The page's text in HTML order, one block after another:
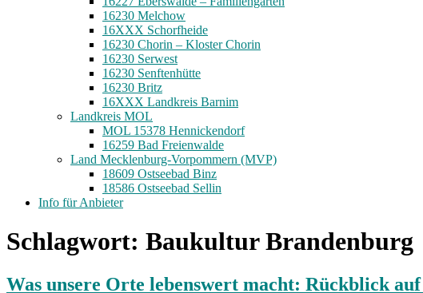
16230 Melchow
16XXX Schorfheide
16230 Chorin – Kloster Chorin
16230 Serwest
16230 Senftenhütte
16230 Britz
16XXX Landkreis Barnim
Landkreis MOL
MOL 15378 Hennickendorf
16259 Bad Freienwalde
Land Mecklenburg-Vorpommern (MVP)
18609 Ostseebad Binz
18586 Ostseebad Sellin
Info für Anbieter
Schlagwort: Baukultur Brandenburg
Was unsere Orte lebenswert macht: Rückblick